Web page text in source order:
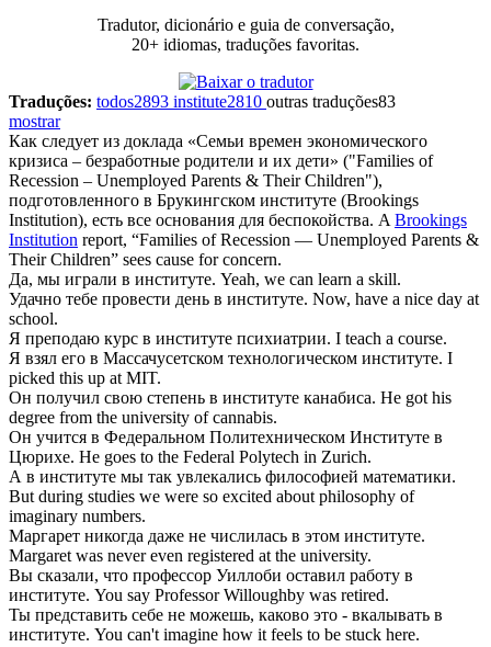
Tradutor, dicionário e guia de conversação,
20+ idiomas, traduções favoritas.
Traduções: todos2893 institute2810 outras traduções83
mostrar
Как следует из доклада «Семьи времен экономического
кризиса – безработные родители и их дети» ("Families of
Recession – Unemployed Parents & Their Children"),
подготовленного в Брукингском институте (Brookings
Institution), есть все основания для беспокойства. ABrookings
Institution report, “Families of Recession — Unemployed Parents &
Their Children” sees cause for concern.
Да, мы играли в институте. Yeah, we can learn a skill.
Удачно тебе провести день в институте. Now, have a nice day at
school.
Я преподаю курс в институте психиатрии. I teach a course.
Я взял его в Массачусетском технологическом институте. I
picked this up at MIT.
Он получил свою степень в институте канабиса. He got his
degree from the university of cannabis.
Он учится в Федеральном Политехническом Институте в
Цюрихе. He goes to the Federal Polytech in Zurich.
А в институте мы так увлекались философией математики.
But during studies we were so excited about philosophy of
imaginary numbers.
Маргарет никогда даже не числилась в этом институте.
Margaret was never even registered at the university.
Вы сказали, что профессор Уиллоби оставил работу в
институте. You say Professor Willoughby was retired.
Ты представить себе не можешь, каково это - вкалывать в
институте. You can't imagine how it feels to be stuck here.